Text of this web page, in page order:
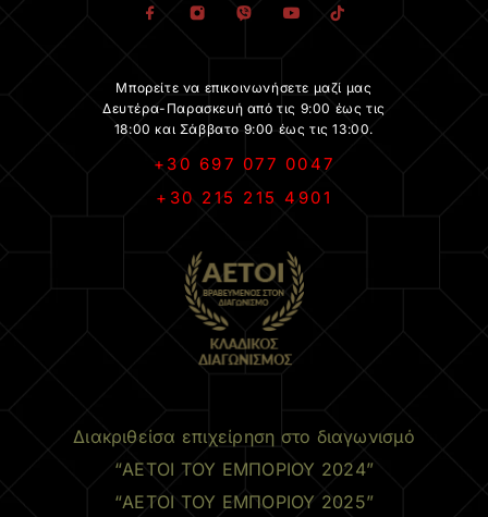
Μπορείτε να επικοινωνήσετε μαζί μας
Δευτέρα-Παρασκευή από τις 9:00 έως τις
18:00 και Σάββατο 9:00 έως τις 13:00.
+30 697 077 0047
+30 215 215 4901
Διακριθείσα επιχείρηση στο διαγωνισμό
“ΑΕΤΟΙ ΤΟΥ ΕΜΠΟΡΙΟΥ 2024”
“ΑΕΤΟΙ ΤΟΥ ΕΜΠΟΡΙΟΥ 2025”